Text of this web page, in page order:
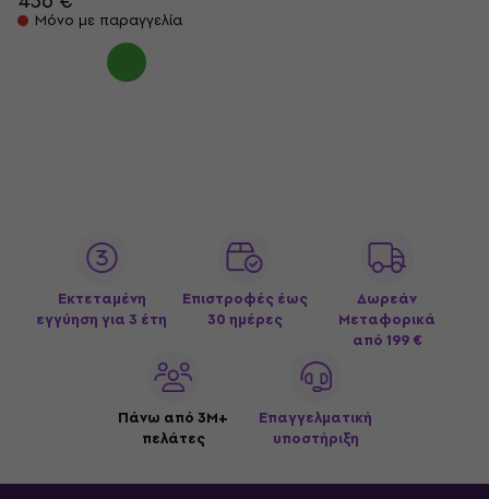
Μόνο με παραγγελία
Εκτεταμένη
εγγύηση για 3 έτη
Επιστροφές έως
30 ημέρες
Δωρεάν
Μεταφορικά
από 199 €
Πάνω από 3M+
πελάτες
Επαγγελματική
υποστήριξη